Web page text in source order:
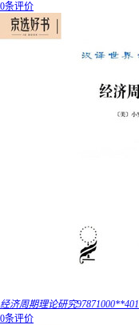
0条评价
经济周期理论研究97871000**401
0条评价